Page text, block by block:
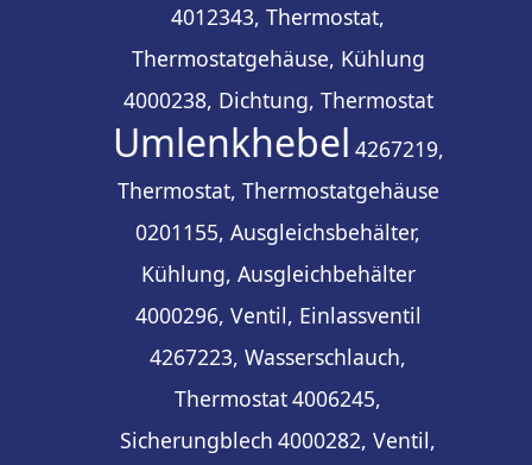
4012343, Thermostat,
Thermostatgehäuse, Kühlung
4000238, Dichtung, Thermostat
Umlenkhebel 4267219,
Thermostat, Thermostatgehäuse
0201155, Ausgleichsbehälter,
Kühlung, Ausgleichbehälter
4000296, Ventil, Einlassventil
4267223, Wasserschlauch,
Thermostat4006245,
Sicherungblech 4000282, Ventil,